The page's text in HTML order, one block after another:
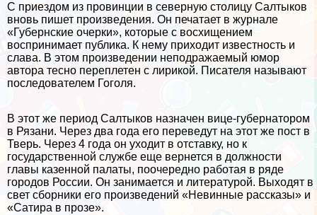
С приездом из провинции в северную столицу Салтыков
вновь пишет произведения. Он печатает в журнале
«Губернские очерки», которые с восхищением
воспринимает публика. К нему приходит известность и
слава. В этом произведении неподражаемый юмор
автора тесно переплетен с лирикой. Писателя называют
последователем Гоголя.
В этот же период Салтыков назначен вице-губернатором
в Рязани. Через два года его переведут на этот же пост в
Тверь. Через 4 года он уходит в отставку, но к
государственной службе еще вернется в должности
главы казенной палаты, поочередно работая в ряде
городов России. Он занимается и литературой. Выходят в
свет сборники его произведений «Невинные рассказы» и
«Сатира в прозе».